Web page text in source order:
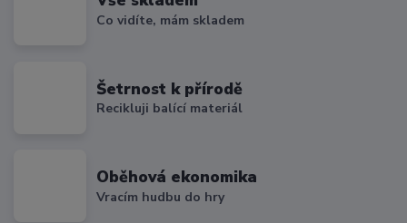
Co vidíte, mám skladem
Šetrnost k přírodě
Recikluji balící materiál
Oběhová ekonomika
Vracím hudbu do hry